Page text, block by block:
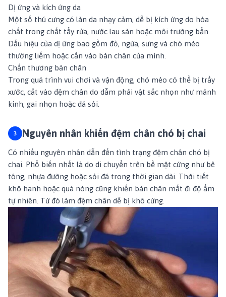
Dị ứng và kích ứng da
Một số thú cưng có làn da nhạy cảm, dễ bị kích ứng do hóa
chất trong chất tẩy rửa, nước lau sàn hoặc môi trường bẩn.
Dấu hiệu của dị ứng bao gồm đỏ, ngứa, sưng và chó mèo
thường liếm hoặc cắn vào bàn chân của mình.
Chấn thương bàn chân
Trong quá trình vui chơi và vận động, chó mèo có thể bị trầy
xước, cắt vào đệm chân do dẫm phải vật sắc nhọn như mảnh
kính, gai nhọn hoặc đá sỏi.
Nguyên nhân khiến đệm chân chó bị chai
Có nhiều nguyên nhân dẫn đến tình trạng đệm chân chó bị
chai. Phổ biến nhất là do di chuyển trên bề mặt cứng như bê
tông, nhựa đường hoặc sỏi đá trong thời gian dài. Thời tiết
khô hanh hoặc quá nóng cũng khiến bàn chân mất đi độ ẩm
tự nhiên. Từ đó làm đệm chân dễ bị khô cứng.